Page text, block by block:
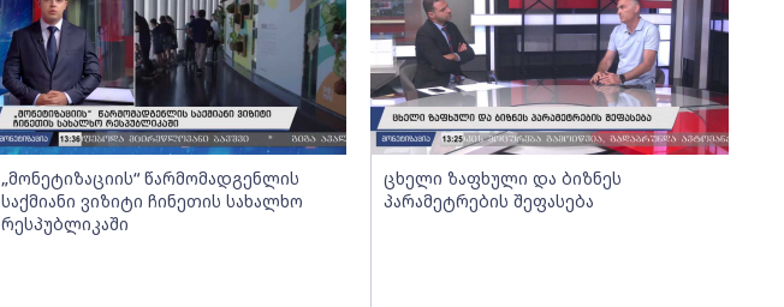
„მონეტიზაციის“ წარმომადგენლის
საქმიანი ვიზიტი ჩინეთის სახალხო
რესპუბლიკაში
ცხელი ზაფხული და ბიზნეს
პარამეტრების შეფასება